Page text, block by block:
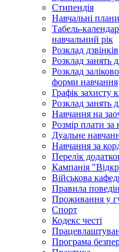
Стипендія
Навчальні плани
Табель-
навчальний рік
Розклад дзвінків
Розклад занять
Розклад
форми навчання
Графік захисту
Розклад занять
Навчання на
Розмір плати за
Дуальне
Навчання за
Перелік
Кампанія
Військова
Правила
Проживання у
Спорт
Кодекс честі
Програма